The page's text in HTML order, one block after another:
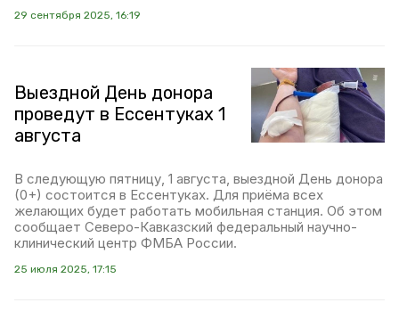
29 сентября 2025, 16:19
Выездной День донора
проведут в Ессентуках 1
августа
В следующую пятницу, 1 августа, выездной День донора
(0+) состоится в Ессентуках. Для приёма всех
желающих будет работать мобильная станция. Об этом
сообщает Северо-Кавказский федеральный научно-
клинический центр ФМБА России.
25 июля 2025, 17:15